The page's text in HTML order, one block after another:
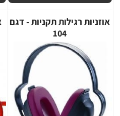
אוזניות רגילות תקניות - דגם
104